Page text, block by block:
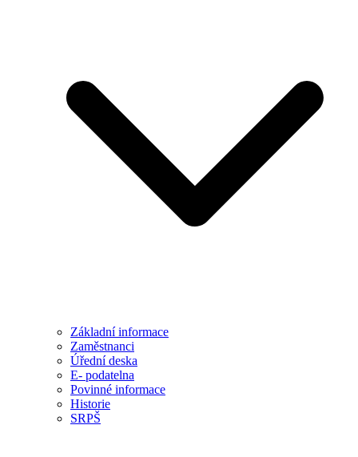
Základní informace
Zaměstnanci
Úřední deska
E- podatelna
Povinné informace
Historie
SRPŠ